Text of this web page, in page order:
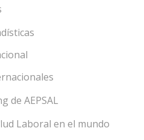
de AEPSAL
Laboral en el mundo